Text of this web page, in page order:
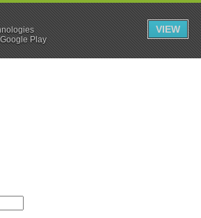
Play
VIEW